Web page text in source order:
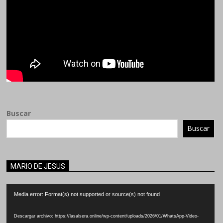
Buscar
Buscar
MARIO DE JESUS
vídeo
Media error: Format(s) not supported or source(s) not found
Descargar archivo: https://lasalsera.online/wp-content/uploads/2026/01/WhatsApp-Video-